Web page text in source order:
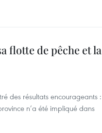
flotte de pêche et la
des résultats encourageants :
n’a été impliqué dans